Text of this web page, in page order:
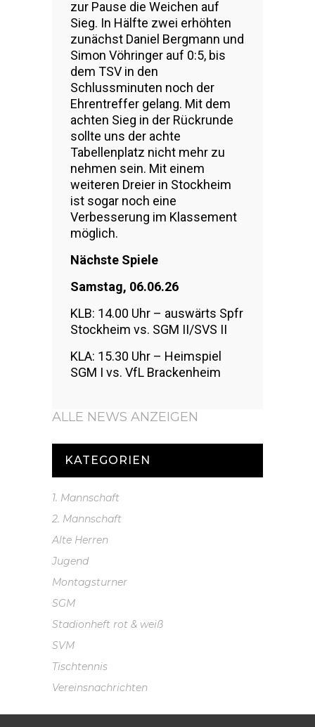
zur Pause die Weichen auf
Sieg. In Hälfte zwei erhöhten
zunächst Daniel Bergmann und
Simon Vöhringer auf 0:5, bis
dem TSV in den
Schlussminuten noch der
Ehrentreffer gelang. Mit dem
achten Sieg in der Rückrunde
sollte uns der achte
Tabellenplatz nicht mehr zu
nehmen sein. Mit einem
weiteren Dreier in Stockheim
ist sogar noch eine
Verbesserung im Klassement
möglich.
Nächste Spiele
Samstag, 06.06.26
KLB: 14.00 Uhr – auswärts Spfr
Stockheim vs. SGM II/SVS II
KLA: 15.30 Uhr – Heimspiel
SGM I vs. VfL Brackenheim
ALLE NEWS ANZEIGEN
KATEGORIEN
1. Mannschaft
2. Mannschaft
Alte Herren
Jugend
Montagsturner
SGM
Stadionheft rot & weiß
SVM
Tischtennis
Vereinsnachrichten